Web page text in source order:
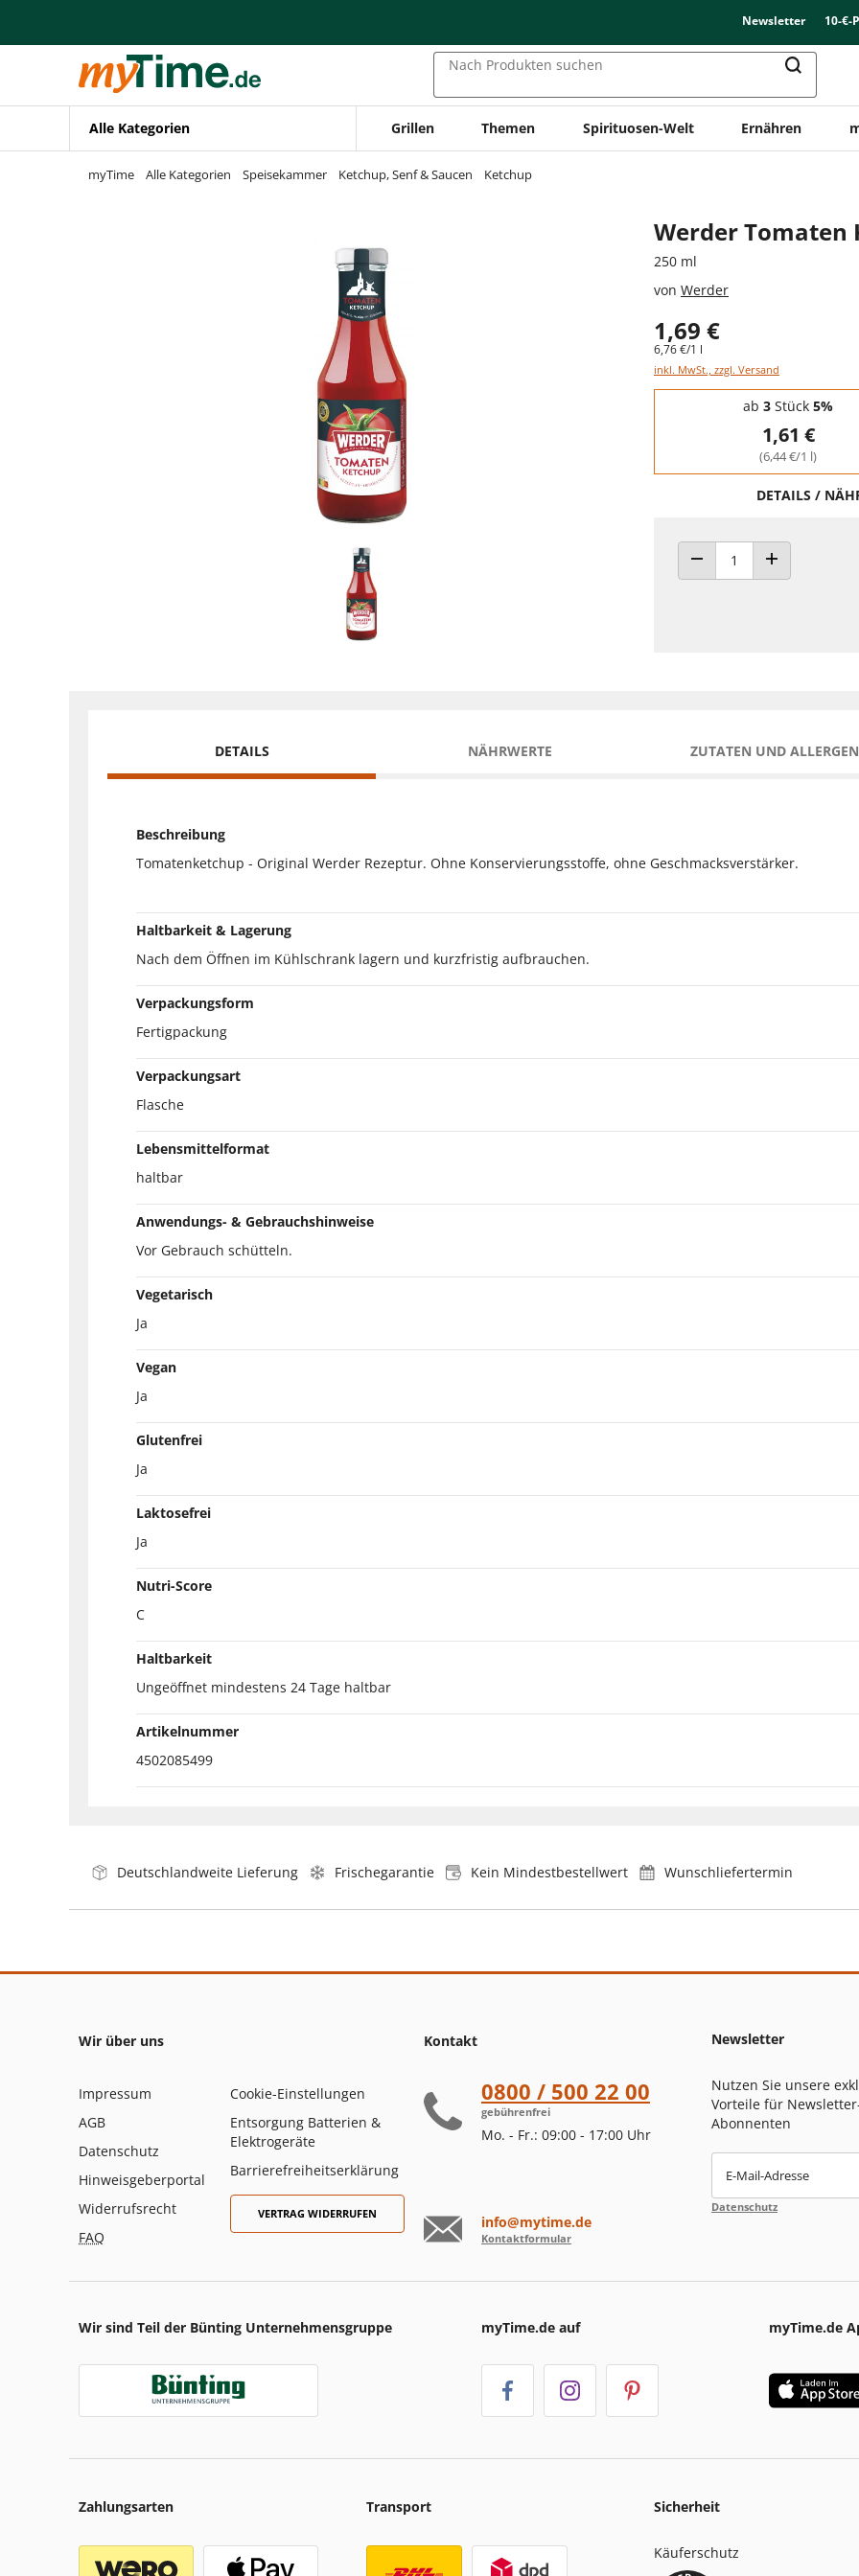
Zur Navigation springen
Zur Suche springen
Newsletter 10-€-
Nach Produkten suchen
Alle Kategorien Grillen Themen Spirituosen-Welt Ernähren
myTime Alle Kategorien Speisekammer Ketchup, Senf & Saucen Ketchup
Werder Tomaten
250 ml
von Werder
1,69 €
6,76 €/1 l
inkl. MwSt., zzgl. Versand
Staffelpreise - Mengenrabatt
ab 3 Stück 5%
1,61 €
(6,44 €/1 l)
DETAILS /
ANZAHL VERRINGERN
ANZAHL
DETAILS NÄHRWERTE ZUTATEN UND
Beschreibung
Tomatenketchup - Original Werder Rezeptur. Ohne Konservierungsstoffe, ohne Geschmacksverstärker.
Haltbarkeit & Lagerung
Nach dem Öffnen im Kühlschrank lagern und kurzfristig aufbrauchen.
Verpackungsform
Fertigpackung
Verpackungsart
Flasche
Lebensmittelformat
haltbar
Anwendungs- & Gebrauchshinweise
Vor Gebrauch schütteln.
Vegetarisch
Ja
Vegan
Ja
Glutenfrei
Ja
Laktosefrei
Ja
Nutri-Score
C
Haltbarkeit
Ungeöffnet mindestens 24 Tage haltbar
Artikelnummer
4502085499
Deutschlandweite Lieferung Frischegarantie Kein Mindestbestellwert Wunschliefertermin
Wir über uns
Impressum
AGB
Datenschutz
Hinweisgeberportal
Widerrufsrecht
FAQ
Cookie-Einstellungen
Entsorgung Batterien &
Elektrogeräte
Barrierefreiheitserklärung
VERTRAG WIDERRUFEN
Kontakt
0800 / 500 22 00
gebührenfrei
Mo. - Fr.: 09:00 - 17:00 Uhr
info@mytime.de
Kontaktformular
Newsletter
Nutzen Sie unsere
Vorteile für
Abonnenten
E-Mail-Adresse
Datenschutz
Wir sind Teil der Bünting Unternehmensgruppe myTime.de auf myTime.de
Zahlungsarten Transport Sicherheit
Käuferschutz